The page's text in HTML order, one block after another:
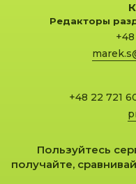
Редакторы
+48 22 721
Пользуйтесь
получайте,